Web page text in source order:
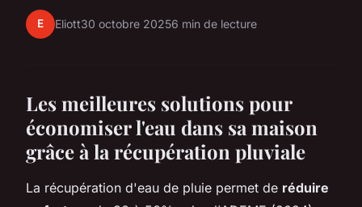
E Eliott30 octobre 20256 min de lecture
Les meilleures solutions pour
économiser l'eau dans sa maison
grâce à la récupération pluviale
La récupération d'eau de pluie permet de réduire